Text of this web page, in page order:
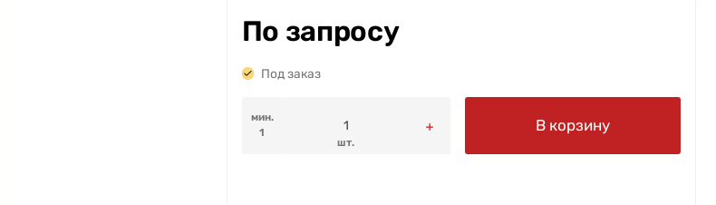
По запросу
Под заказ
мин.
1
шт.
В корзину